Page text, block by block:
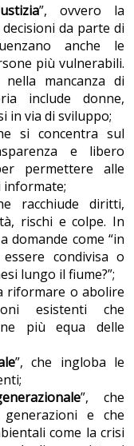
”, ovvero la
da parte di
anche le
più vulnerabili.
mancanza di
include donne,
in via di sviluppo;
si concentra sul
e libero
permettere alle
informate;
racchiude diritti,
rischi e colpe. In
domande come “in
condivisa o
lungo il fiume?”;
riformare o abolire
esistenti che
più equa delle
”, che ingloba le
”, che
e che
come la crisi